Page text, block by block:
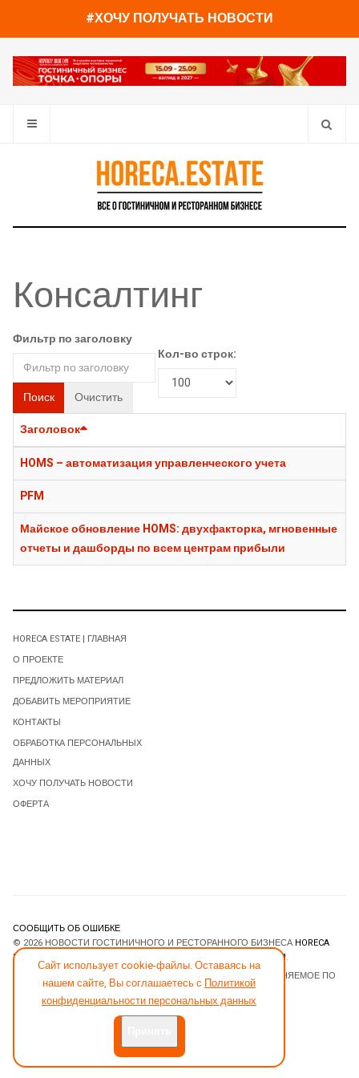
#ХОЧУ ПОЛУЧАТЬ НОВОСТИ
Консалтинг
Фильтр по заголовку
Поиск Очистить
Кол-во строк:
Заголовок
HOMS – автоматизация управленческого учета
PFM
Майское обновление HOMS: двухфакторка, мгновенные
отчеты и дашборды по всем центрам прибыли
Сайт использует cookie-файлы. Оставаясь на
нашем сайте, Вы соглашаетесь с Политикой
конфиденциальности персональных данных
HORECA ESTATE | ГЛАВНАЯ
О ПРОЕКТЕ
ПРЕДЛОЖИТЬ МАТЕРИАЛ
ДОБАВИТЬ МЕРОПРИЯТИЕ
КОНТАКТЫ
ОБРАБОТКА ПЕРСОНАЛЬНЫХ
ДАННЫХ
ХОЧУ ПОЛУЧАТЬ НОВОСТИ
ОФЕРТА
СООБЩИТЬ ОБ ОШИБКЕ
© 2026 НОВОСТИ ГОСТИНИЧНОГО И РЕСТОРАННОГО БИЗНЕСА HORECA
ESTATE
JOOMLART.COM.
- ПРОГРАММНОЕ ОБЕСПЕЧЕНИЕ, РАСПРОСТРАНЯЕМОЕ ПО
ЛИЦЕНЗИИGNU GENERAL PUBLIC LICENSE